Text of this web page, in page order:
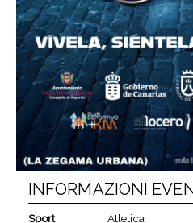
INFORMAZIONI
Sport
Atletica